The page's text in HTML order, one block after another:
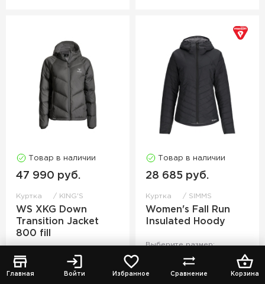
Главная Войти Избранное Сравнение Корзина
Товар в наличии
47 990 руб.
Куртка KING'S
WS XKG Down
Transition Jacket
800 fill
Цвет: Charcoal
Товар в наличии
28 685 руб.
Куртка SIMMS
Women's Fall Run
Insulated Hoody
Выберите размер: